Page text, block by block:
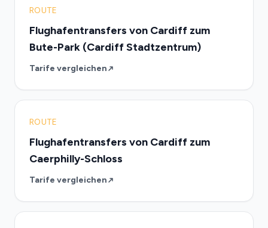
ROUTE
Flughafentransfers von Cardiff zum
Bute-Park (Cardiff Stadtzentrum)
Tarife vergleichen
ROUTE
Flughafentransfers von Cardiff zum
Caerphilly-Schloss
Tarife vergleichen